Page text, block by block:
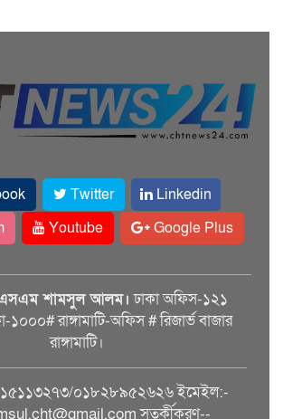
Twitter
Linkedin
Youtube Google Plus
শামসুল আলম। ঢাকা অফিস-১২১
১০০০# রাঙ্গামাটি-অফিস # রিজার্ভ বাজার
রাঙ্গামাটি।
০১৮২৮৯৫২৬২৬ ইমেইল:-
সতর্কীকরণ--